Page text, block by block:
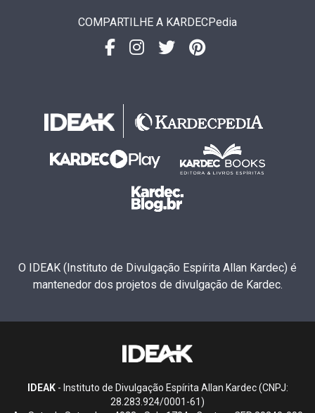
COMPARTILHE A KARDECPedia
O IDEAK (Instituto de Divulgação Espírita Allan Kardec) é
mantenedor dos projetos de divulgação de Kardec.
IDEAK- Instituto de Divulgação Espírita Allan Kardec (CNPJ:
28.283.924/0001-61)